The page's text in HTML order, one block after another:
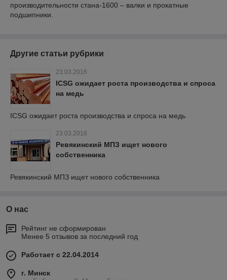
производительности стана-1600 – валки и прокатные
подшипники.
Другие статьи рубрики
23.03.2016
ICSG ожидает роста производства и спроса
на медь
ICSG ожидает роста производства и спроса на медь
23.03.2016
Ревякинский МПЗ ищет нового
собственника
Ревякинский МПЗ ищет нового собственника
О нас
Рейтинг не сформирован
Менее 5 отзывов за последний год
Работает с 22.04.2014
г. Минск